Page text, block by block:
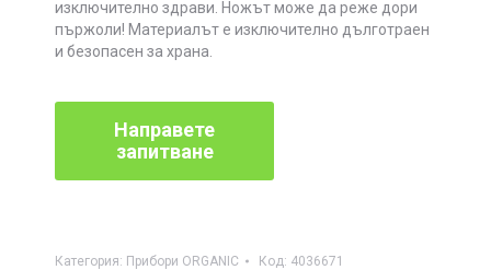
изключително здрави. Ножът може да реже дори
пържоли! Материалът е изключително дълготраен
и безопасен за храна.
Категория: Прибори ORGANIC Код: 4036671